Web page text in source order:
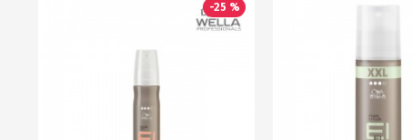
-25 %